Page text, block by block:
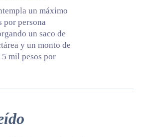
un máximo
por persona
un saco de
y un monto de
5 mil pesos por